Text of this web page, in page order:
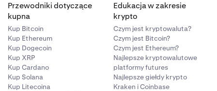
Przewodniki dotyczące
kupna
Kup Bitcoin
Kup Ethereum
Kup Dogecoin
Kup XRP
Kup Cardano
Kup Solana
Kup Litecoina
Edukacja w zakresie
krypto
Czym jest kryptowaluta?
Czym jest Bitcoin?
Czym jest Ethereum?
Najlepsze kryptowalutowe
platformy futures
Najlepsze giełdy krypto
Kraken i Coinbase